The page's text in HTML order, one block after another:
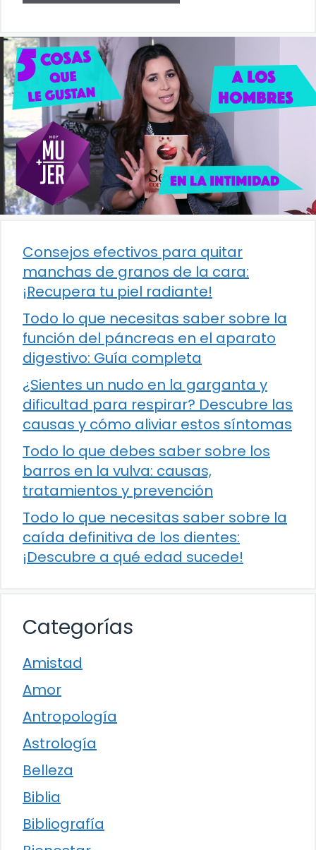
Consejos efectivos para quitar
manchas de granos de la cara:
¡Recupera tu piel radiante!
Todo lo que necesitas saber sobre la
función del páncreas en el aparato
digestivo: Guía completa
¿Sientes un nudo en la garganta y
dificultad para respirar? Descubre las
causas y cómo aliviar estos síntomas
Todo lo que debes saber sobre los
barros en la vulva: causas,
tratamientos y prevención
Todo lo que necesitas saber sobre la
caída definitiva de los dientes:
¡Descubre a qué edad sucede!
Categorías
Amistad
Amor
Antropología
Astrología
Belleza
Biblia
Bibliografía